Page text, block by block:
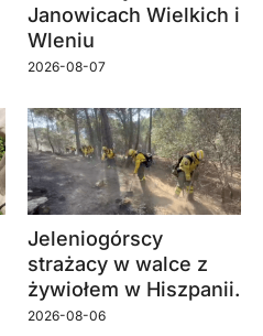
Janowicach Wielkich i
Wleniu
2026-08-07
Jeleniogórscy
strażacy w walce z
żywiołem w Hiszpanii.
2026-08-06